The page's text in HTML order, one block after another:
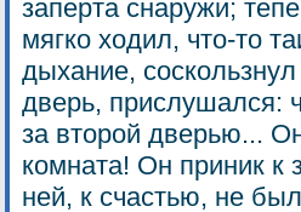
заперта снаружи;
мягко ходил, что-то
дыхание,
дверь, прислушался:
за второй дверью...
комната! Он приник к
ней, к счастью, не